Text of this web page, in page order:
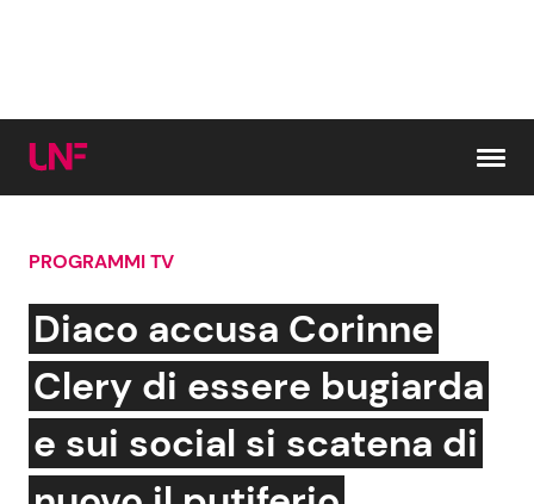
Cerca:
News e Cronaca
Attualità Italiana
Gossip e TV
Bellezze VIP
Coppie VIP
PROGRAMMI TV
Diaco accusa Corinne
Clery di essere bugiarda
e sui social si scatena di